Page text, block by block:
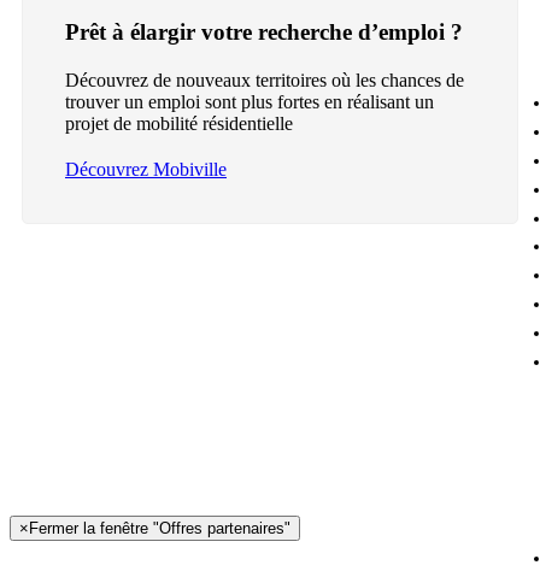
Prêt à élargir votre recherche d’emploi ?
Découvrez de nouveaux territoires où les chances de
trouver un emploi sont plus fortes en réalisant un
projet de mobilité résidentielle
Découvrez Mobiville
× Fermer la fenêtre "Offres partenaires"